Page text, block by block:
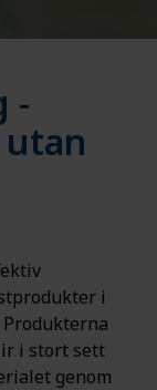
-
i
i stort sett
genom